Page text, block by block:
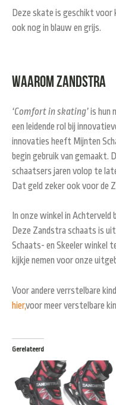
Deze skate is geschikt voor
ook nog in blauw en grijs.
Waarom Zandstra
‘Comfort in skating’is hun
een leidende rol bij
innovaties heeft Mijnten
begin gebruik van gemaakt.
schaatsers jaren volop te
Dat geld zeker ook voor de
In onze winkel in Achterveld
Deze Zandstra schaats is
Schaats- en Skeeler winkel
kijkje nemen voor onze
Voor andere verrstelbare
hier,voor meer verstelbare
Gerelateerd